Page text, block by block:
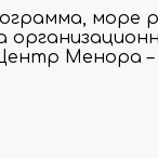
море
Менора